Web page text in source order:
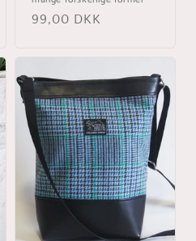
Normalpris
99,00 DKK